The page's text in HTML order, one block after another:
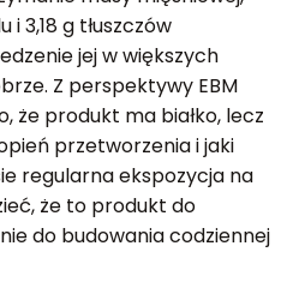
3,18 g tłuszczów
jej w większych
Z perspektywy EBM
że produkt ma białko, lecz
przetworzenia i jaki
regularna ekspozycja na
że to produkt do
do budowania codziennej